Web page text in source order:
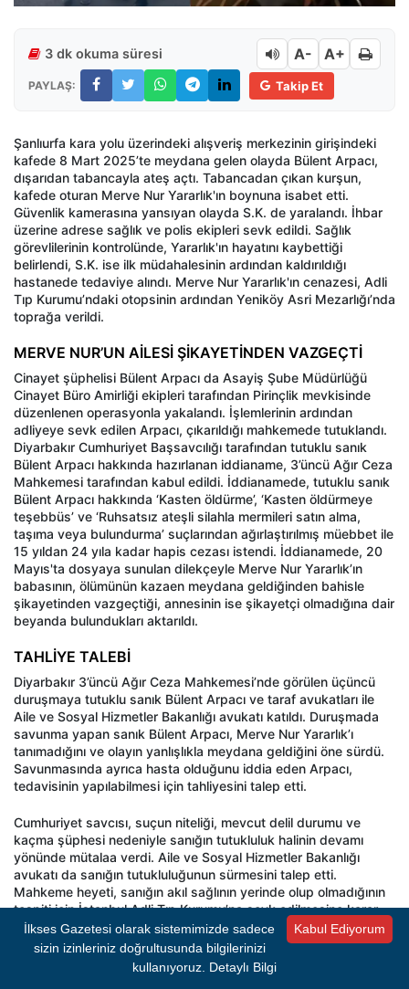
3 dk okuma süresi A- A+
PAYLAŞ: Takip Et
Şanlıurfa kara yolu üzerindeki alışveriş merkezinin girişindeki
kafede 8 Mart 2025’te meydana gelen olayda Bülent Arpacı,
dışarıdan tabancayla ateş açtı. Tabancadan çıkan kurşun,
kafede oturan Merve Nur Yararlık'ın boynuna isabet etti.
Güvenlik kamerasına yansıyan olayda S.K. de yaralandı. İhbar
üzerine adrese sağlık ve polis ekipleri sevk edildi. Sağlık
görevlilerinin kontrolünde, Yararlık'ın hayatını kaybettiği
belirlendi, S.K. ise ilk müdahalesinin ardından kaldırıldığı
hastanede tedaviye alındı. Merve Nur Yararlık'ın cenazesi, Adli
Tıp Kurumu’ndaki otopsinin ardından Yeniköy Asri Mezarlığı’nda
toprağa verildi.
MERVE NUR’UN AİLESİ ŞİKAYETİNDEN VAZGEÇTİ
Cinayet şüphelisi Bülent Arpacı da Asayiş Şube Müdürlüğü
Cinayet Büro Amirliği ekipleri tarafından Pirinçlik mevkisinde
düzenlenen operasyonla yakalandı. İşlemlerinin ardından
adliyeye sevk edilen Arpacı, çıkarıldığı mahkemede tutuklandı.
Diyarbakır Cumhuriyet Başsavcılığı tarafından tutuklu sanık
Bülent Arpacı hakkında hazırlanan iddianame, 3’üncü Ağır Ceza
Mahkemesi tarafından kabul edildi. İddianamede, tutuklu sanık
Bülent Arpacı hakkında ‘Kasten öldürme’, ‘Kasten öldürmeye
teşebbüs’ ve ‘Ruhsatsız ateşli silahla mermileri satın alma,
taşıma veya bulundurma’ suçlarından ağırlaştırılmış müebbet ile
15 yıldan 24 yıla kadar hapis cezası istendi. İddianamede, 20
Mayıs'ta dosyaya sunulan dilekçeyle Merve Nur Yararlık’ın
babasının, ölümünün kazaen meydana geldiğinden bahisle
şikayetinden vazgeçtiği, annesinin ise şikayetçi olmadığına dair
beyanda bulundukları aktarıldı.
TAHLİYE TALEBİ
Diyarbakır 3’üncü Ağır Ceza Mahkemesi’nde görülen üçüncü
duruşmaya tutuklu sanık Bülent Arpacı ve taraf avukatları ile
Aile ve Sosyal Hizmetler Bakanlığı avukatı katıldı. Duruşmada
savunma yapan sanık Bülent Arpacı, Merve Nur Yararlık’ı
tanımadığını ve olayın yanlışlıkla meydana geldiğini öne sürdü.
Savunmasında ayrıca hasta olduğunu iddia eden Arpacı,
tedavisinin yapılabilmesi için tahliyesini talep etti.
Cumhuriyet savcısı, suçun niteliği, mevcut delil durumu ve
kaçma şüphesi nedeniyle sanığın tutukluluk halinin devamı
yönünde mütalaa verdi. Aile ve Sosyal Hizmetler Bakanlığı
avukatı da sanığın tutukluluğunun sürmesini talep etti.
Mahkeme heyeti, sanığın akıl sağlının yerinde olup olmadığının
tespiti için İstanbul Adli Tıp Kurumu’na sevk edilmesine karar
verdi. Sanığın tahliye talebini reddeden heyet, tutukluluk halinin
devamına hükmedip duruşmayı 16 Temmuz’a erteledi.
Kabul Ediyorum
İlkses Gazetesi olarak sistemimizde sadece
sizin izinleriniz doğrultusunda bilgilerinizi
kullanıyoruz. Detaylı Bilgi